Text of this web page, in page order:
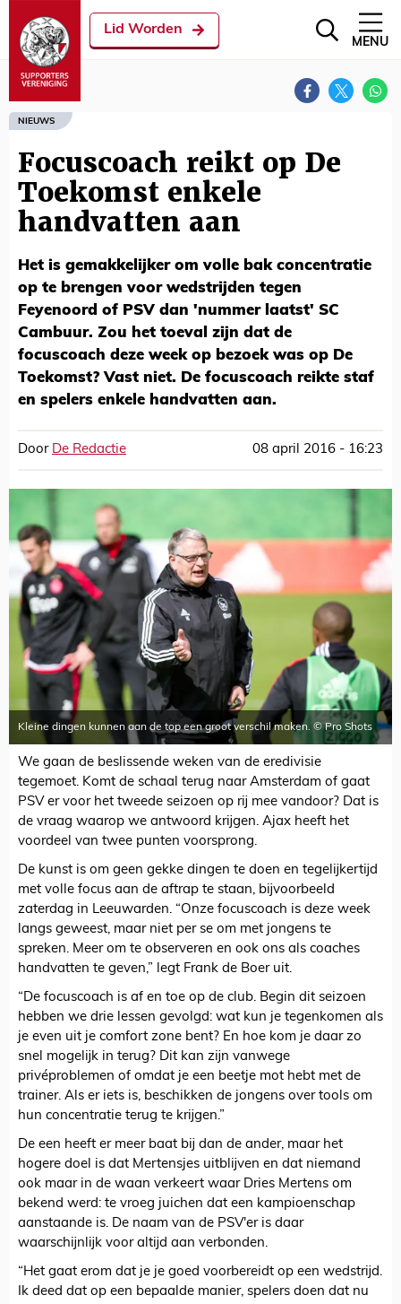
Lid Worden
MENU
NIEUWS
Focuscoach reikt op De
Toekomst enkele
handvatten aan
Het is gemakkelijker om volle bak concentratie
op te brengen voor wedstrijden tegen
Feyenoord of PSV dan 'nummer laatst' SC
Cambuur. Zou het toeval zijn dat de
focuscoach deze week op bezoek was op De
Toekomst? Vast niet. De focuscoach reikte staf
en spelers enkele handvatten aan.
Door De Redactie 08 april 2016 - 16:23
Kleine dingen kunnen aan de top een groot verschil maken. © Pro Shots
We gaan de beslissende weken van de eredivisie
tegemoet. Komt de schaal terug naar Amsterdam of gaat
PSV er voor het tweede seizoen op rij mee vandoor? Dat is
de vraag waarop we antwoord krijgen. Ajax heeft het
voordeel van twee punten voorsprong.
De kunst is om geen gekke dingen te doen en tegelijkertijd
met volle focus aan de aftrap te staan, bijvoorbeeld
zaterdag in Leeuwarden. “Onze focuscoach is deze week
langs geweest, maar niet per se om met jongens te
spreken. Meer om te observeren en ook ons als coaches
handvatten te geven,” legt Frank de Boer uit.
“De focuscoach is af en toe op de club. Begin dit seizoen
hebben we drie lessen gevolgd: wat kun je tegenkomen als
je even uit je comfort zone bent? En hoe kom je daar zo
snel mogelijk in terug? Dit kan zijn vanwege
privéproblemen of omdat je een beetje mot hebt met de
trainer. Als er iets is, beschikken de jongens over tools om
hun concentratie terug te krijgen.”
De een heeft er meer baat bij dan de ander, maar het
hogere doel is dat Mertensjes uitblijven en dat niemand
ook maar in de waan verkeert waar Dries Mertens om
bekend werd: te vroeg juichen dat een kampioenschap
aanstaande is. De naam van de PSV'er is daar
waarschijnlijk voor altijd aan verbonden.
“Het gaat erom dat je je goed voorbereidt op een wedstrijd.
Ik deed dat op een bepaalde manier, spelers doen dat nu